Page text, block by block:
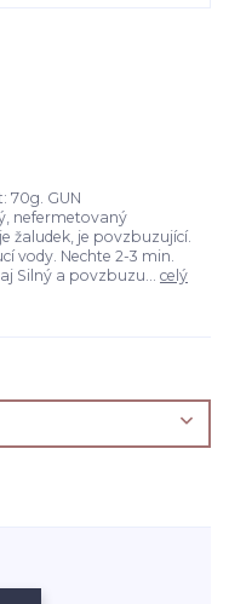
70g. GUN
nefermetovaný
žaludek, je povzbuzující.
vody. Nechte 2-3 min.
Silný a povzbuzu... celý